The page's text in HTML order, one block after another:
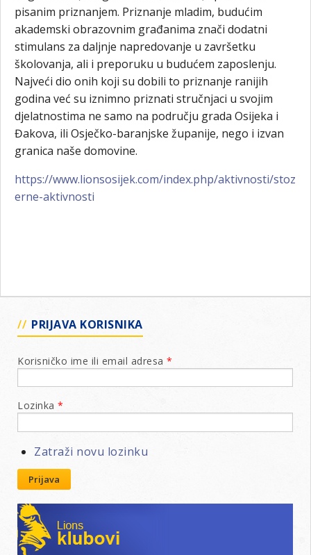
pisanim priznanjem. Priznanje mladim, budućim
akademski obrazovnim građanima znači dodatni
stimulans za daljnje napredovanje u završetku
školovanja, ali i preporuku u budućem zaposlenju.
Najveći dio onih koji su dobili to priznanje ranijih
godina već su iznimno priznati stručnjaci u svojim
djelatnostima ne samo na području grada Osijeka i
Đakova, ili Osječko-baranjske županije, nego i izvan
granica naše domovine.
https://www.lionsosijek.com/index.php/aktivnosti/stoz
erne-aktivnosti
PRIJAVA KORISNIKA
Korisničko ime ili email adresa *
Lozinka *
Zatraži novu lozinku
Prijava
Lions klubovi